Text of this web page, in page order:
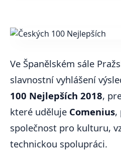
Ve Španělském sále
slavnostní vyhlášení
100 Nejlepších 2018,
které uděluje Comenius,
společnost pro kulturu,
technickou spolupráci.